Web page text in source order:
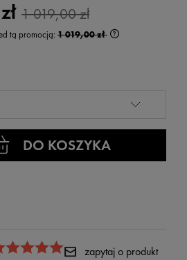
1 019,00 zł
tą promocją: 1 019,00 zł
DO KOSZYKA
zapytaj o produkt